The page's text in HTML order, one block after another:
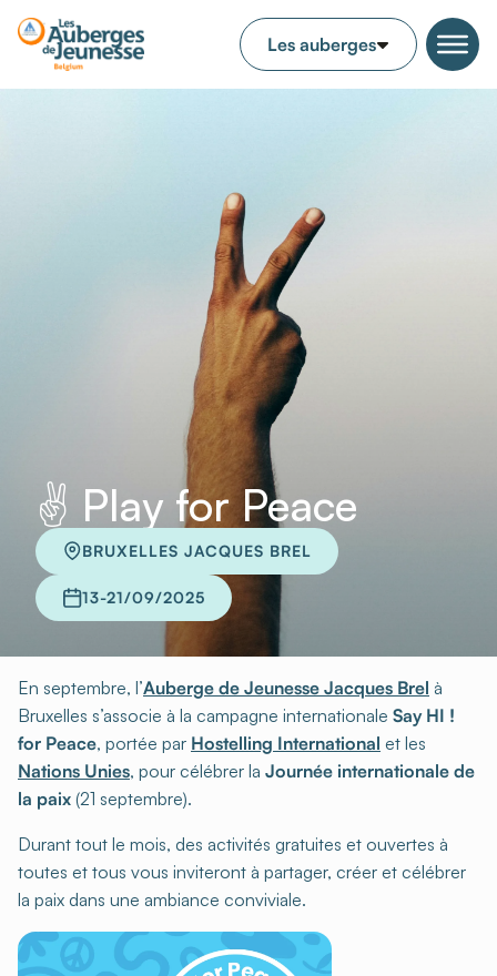
✌️ Play for Peace
BRUXELLES JACQUES BREL
13-21/09/2025
En septembre, l’Auberge de Jeunesse Jacques Brel à
Bruxelles s’associe à la campagne internationale Say HI !
for Peace, portée par Hostelling International et les
Nations Unies, pour célébrer la Journée internationale de
la paix (21 septembre).
Durant tout le mois, des activités gratuites et ouvertes à
toutes et tous vous inviteront à partager, créer et célébrer
la paix dans une ambiance conviviale.